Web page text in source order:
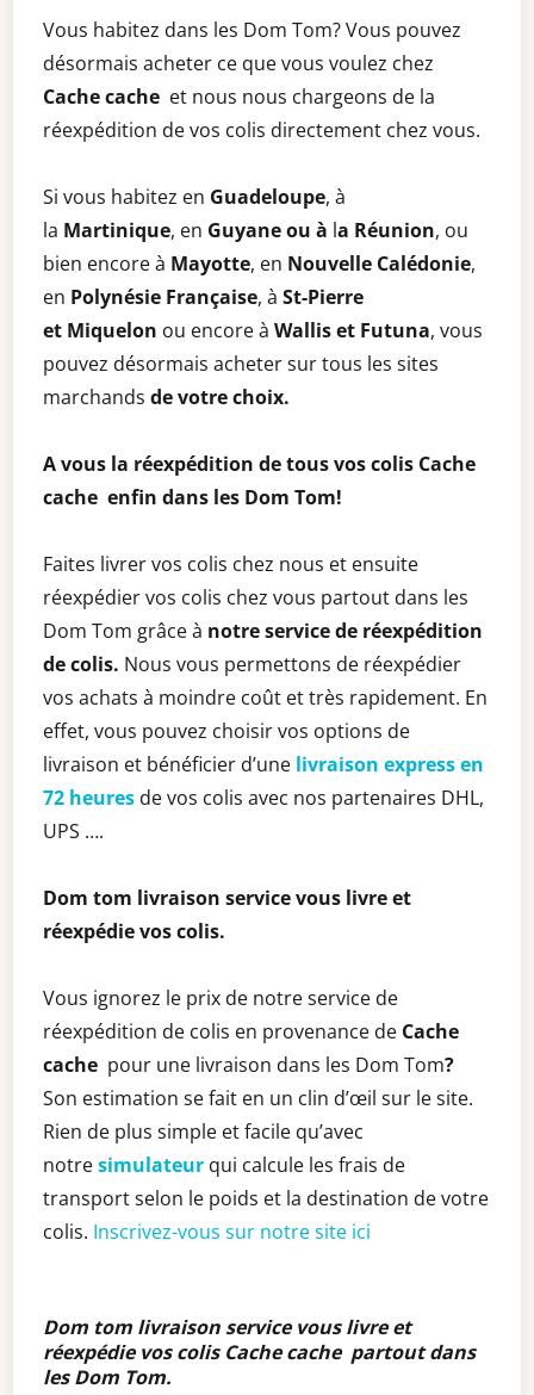
Vous habitez dans les Dom Tom? Vous pouvez
désormais acheter ce que vous voulez chez
Cache cache et nous nous chargeons de la
réexpédition de vos colis directement chez vous.
Si vous habitez en Guadeloupe, à
la Martinique, en Guyane ou à la Réunion, ou
bien encore à Mayotte, en Nouvelle Calédonie,
en Polynésie Française, àSt-Pierre
et Miquelon ou encore àWallis et Futuna, vous
pouvez désormais acheter sur tous les sites
marchands de votre choix.
A vous la réexpédition de tous vos colis Cache
cache enfin dans les Dom Tom!
Faites livrer vos colis chez nous et ensuite
réexpédier vos colis chez vous partout dans les
Dom Tom grâce à notre service de réexpédition
de colis. Nous vous permettons de réexpédier
vos achats à moindre coût et très rapidement. En
effet, vous pouvez choisir vos options de
livraison et bénéficier d’une livraison express en
72 heures de vos colis avec nos partenaires DHL,
UPS ….
Dom tom livraison service vous livre et
réexpédie vos colis.
Vous ignorez le prix de notre service de
réexpédition de colis en provenance de Cache
cache pour une livraison dans les Dom Tom?
Son estimation se fait en un clin d’œil sur le site.
Rien de plus simple et facile qu’avec
notresimulateur qui calcule les frais de
transport selon le poids et la destination de votre
colis. Inscrivez-vous sur notre site ici
Dom tom livraison service vous livre et
réexpédie vos colis Cache cache partout dans
les Dom Tom.